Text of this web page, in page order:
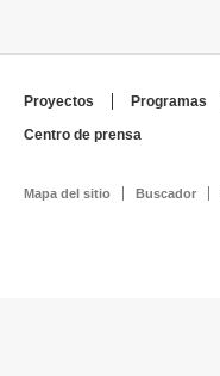
Proyectos Programas
Centro de prensa
Mapa del sitio Buscador